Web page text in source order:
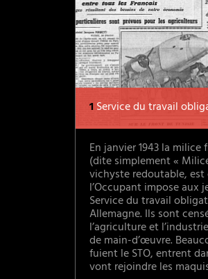
1Service du travail
En janvier 1943 la milice
(dite simplement «
vichyste redoutable, est
l’Occupant impose aux
Service du travail
Allemagne. Ils sont
l’agriculture et
de main-d’œuvre.
fuient le STO, entrent
vont rejoindre les